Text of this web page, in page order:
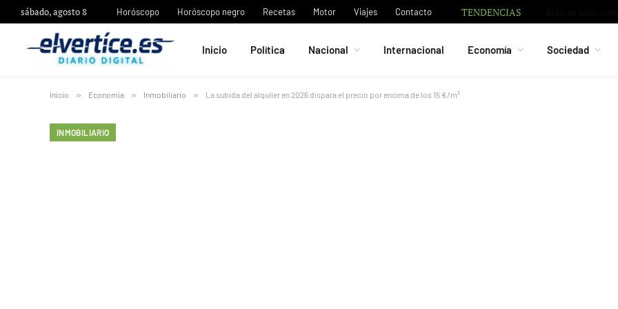
sábado, agosto 8 Horóscopo Horóscopo negro Recetas Motor Viajes Contacto
TENDENCIAS
Inicio Política Nacional Internacional Economía Sociedad
Inicio » Economía » Inmobiliario » La subida del alquiler en 2026 dispara el precio por encima de los 15 €/m²
INMOBILIARIO